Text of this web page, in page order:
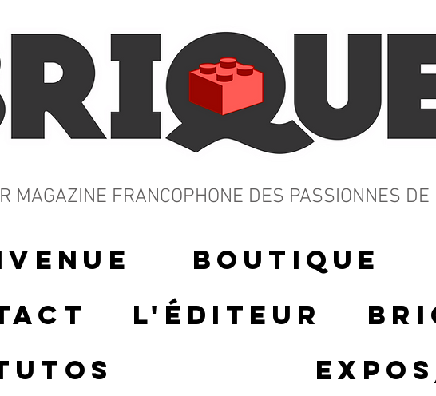
MAGAZINE FRANCOPHONE DES PASSIONNES DE
Boutique
L'éditeur